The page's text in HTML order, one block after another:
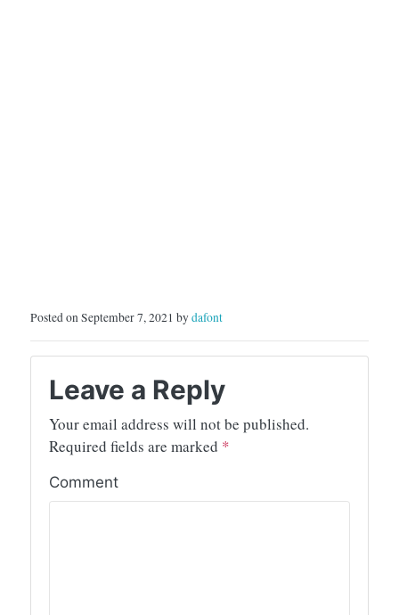
Posted on September 7, 2021 bydafont
Leave a Reply
Your email address will not be published.
Required fields are marked *
Comment